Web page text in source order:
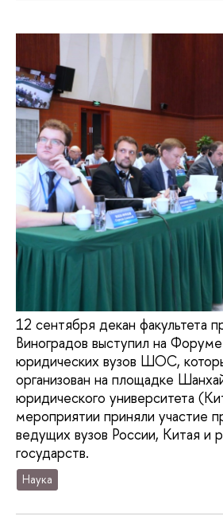
12 сентября декан факультета
Виноградов выступил на
юридических вузов ШОС,
организован на площадке
юридического университета
мероприятии приняли участие
ведущих вузов России, Китая и
государств.
Наука